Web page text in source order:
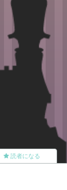
読者になる